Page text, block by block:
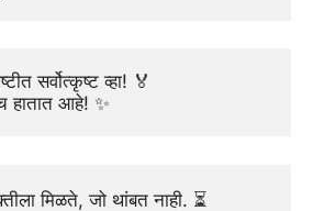
सर्वोत्कृष्ट व्हा! 🏅
हातात आहे! ✨
मिळते, जो थांबत नाही. ⏳